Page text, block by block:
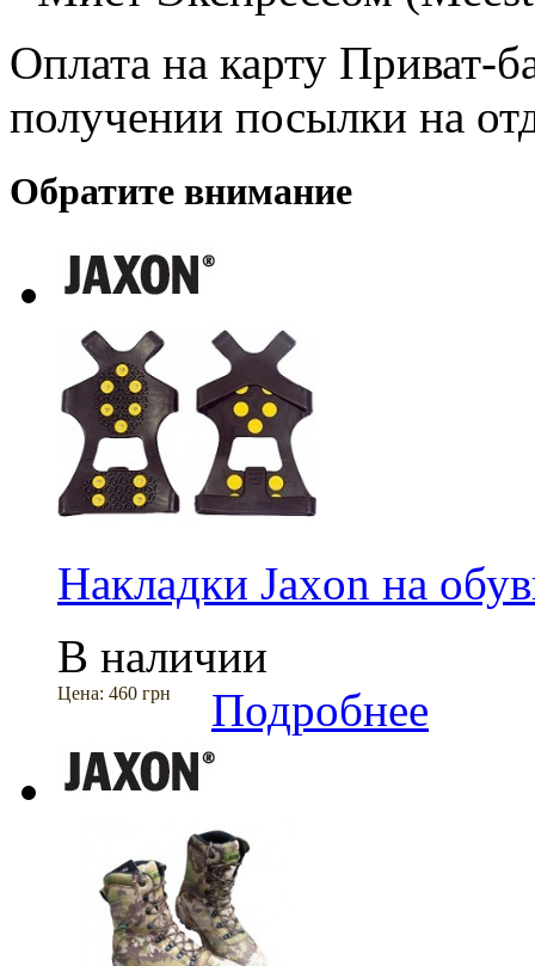
Оплата на карту Приват-
получении посылки на
Обратите внимание
Накладки Jaxon на
В наличии
Цена: 460 грн Подробнее